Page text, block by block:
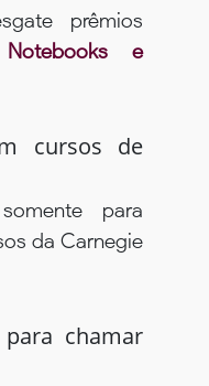
prêmios
Notebooks e
cursos de
para
da Carnegie
chamar